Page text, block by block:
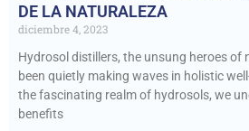
DE LA NATURALEZA
diciembre 4, 2023
Hydrosol distillers, the unsung heroes of
been quietly making waves in holistic
the fascinating realm of hydrosols, we
benefits